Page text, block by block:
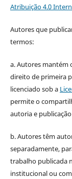
Atribuição 4.0
Autores que
termos:
a. Autores mantém
direito de primeira
licenciado sob a
permite o
autoria e
b. Autores têm
separadamente,
trabalho publicada
institucional ou